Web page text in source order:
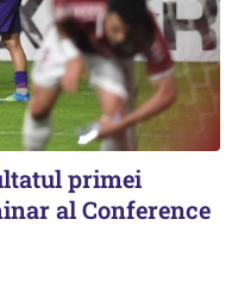
primei
al Conference